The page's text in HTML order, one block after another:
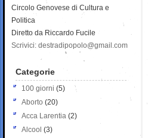
Circolo Genovese di Cultura e
Politica
Diretto da Riccardo Fucile
Scrivici: destradipopolo@gmail.com
Categorie
100 giorni (5)
Aborto (20)
Acca Larentia (2)
Alcool (3)